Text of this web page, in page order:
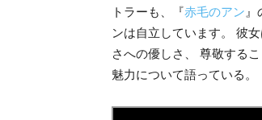
トラーも、『赤毛のアン
ンは自立しています。 彼
さへの優しさ、 尊敬する
魅力について語っている。